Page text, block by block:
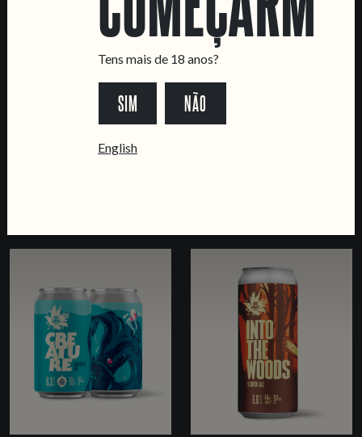
Tens mais de 18 anos?
SIM NÃO
English